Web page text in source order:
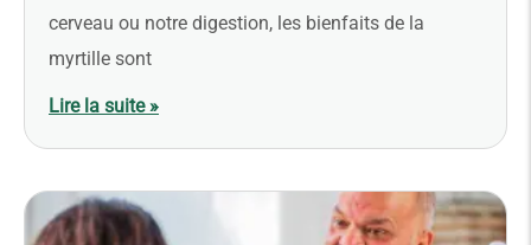
cerveau ou notre digestion, les bienfaits de la
myrtille sont
Lire la suite »